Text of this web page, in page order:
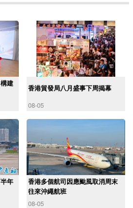
建
香港貿發局八月盛事下周揭幕
08-05
年
香港多個航司因應颱風取消周末
往來沖繩航班
08-05